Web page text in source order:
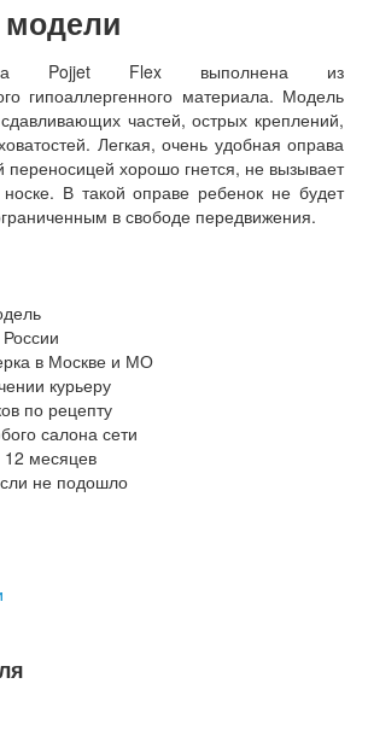
Pojjet Flex выполнена из
гипоаллергенного материала. Модель
частей, острых креплений,
Легкая, очень удобная оправа
переносицей хорошо гнется, не вызывает
В такой оправе ребенок не будет
в свободе передвижения.
в Москве и МО
курьеру
по рецепту
салона сети
12 месяцев
не подошло